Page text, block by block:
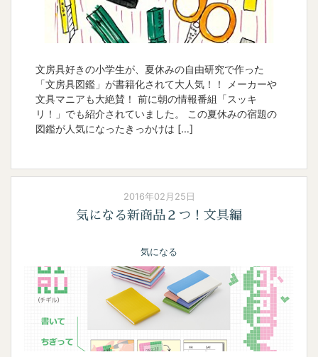
文房具好きの小学生が、夏休みの自由研究で作った
「文房具図鑑」が書籍化されて大人気！！ メーカーや
文具マニアも大絶賛！ 前に朝の情報番組「スッキ
リ！」でも紹介されていました。 この夏休みの宿題の
図鑑が人気になったきっかけは […]
2016年02月25日
気になる新商品２つ！文具編
気になる